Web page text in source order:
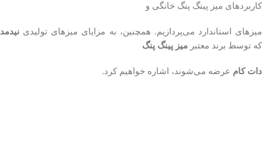
کاربردهای میز پینگ پنگ خانگی و
میزهای استاندارد می‌پردازیم. همچنین، به مزایای میزهای تولیدی نیدمد
که توسط برند معتبر میز پینگ پنگ
داتکام عرضه می‌شوند، اشاره خواهیم کرد.